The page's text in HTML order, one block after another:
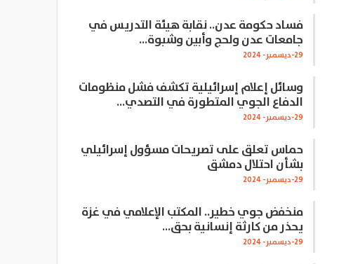
فساد حكومة عدن.. نقابة هيئة التدريس في
جامعات عدن ولحج وأبين وشبوة…
29-ديسمبر- 2024
وسائل إعلام إسرائيلية تكشف فشل منظومات
الدفاع الجوي المتطورة في التصدي…
29-ديسمبر- 2024
حماس تعلق على تصريحات مسؤول إسرائيلي
بشأن احتلال دمشق
29-ديسمبر- 2024
منخفض جوي خطير.. المكتب الإعلامي في غزة
يحذر من كارثة إنسانية بحق…
29-ديسمبر- 2024